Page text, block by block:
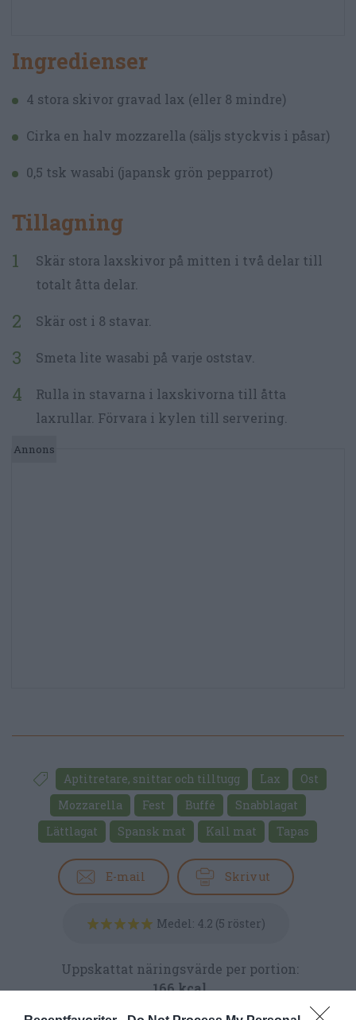
Ingredienser
4 stora skivor gravad lax (eller 8 mindre)
Cirka en halv mozzarella (säljs styckvis i påsar)
0,5 tsk wasabi (japansk grön pepparrot)
Tillagning
Skär stora laxskivor på mitten i två delar till
totalt åtta delar.
Skär ost i 8 stavar.
Smeta lite wasabi på varje oststav.
Rulla in stavarna i laxskivorna till åtta
laxrullar. Förvara i kylen till servering.
Aptitretare, snittar och tilltugg Lax
Ost
Mozzarella
Fest Buffé
Snabblagat
Lättlagat
Spansk mat Kall mat Tapas
E-mail Skriv ut
Medel: 4.2 (5 röster)
Uppskattat näringsvärde per portion:
166 kcal